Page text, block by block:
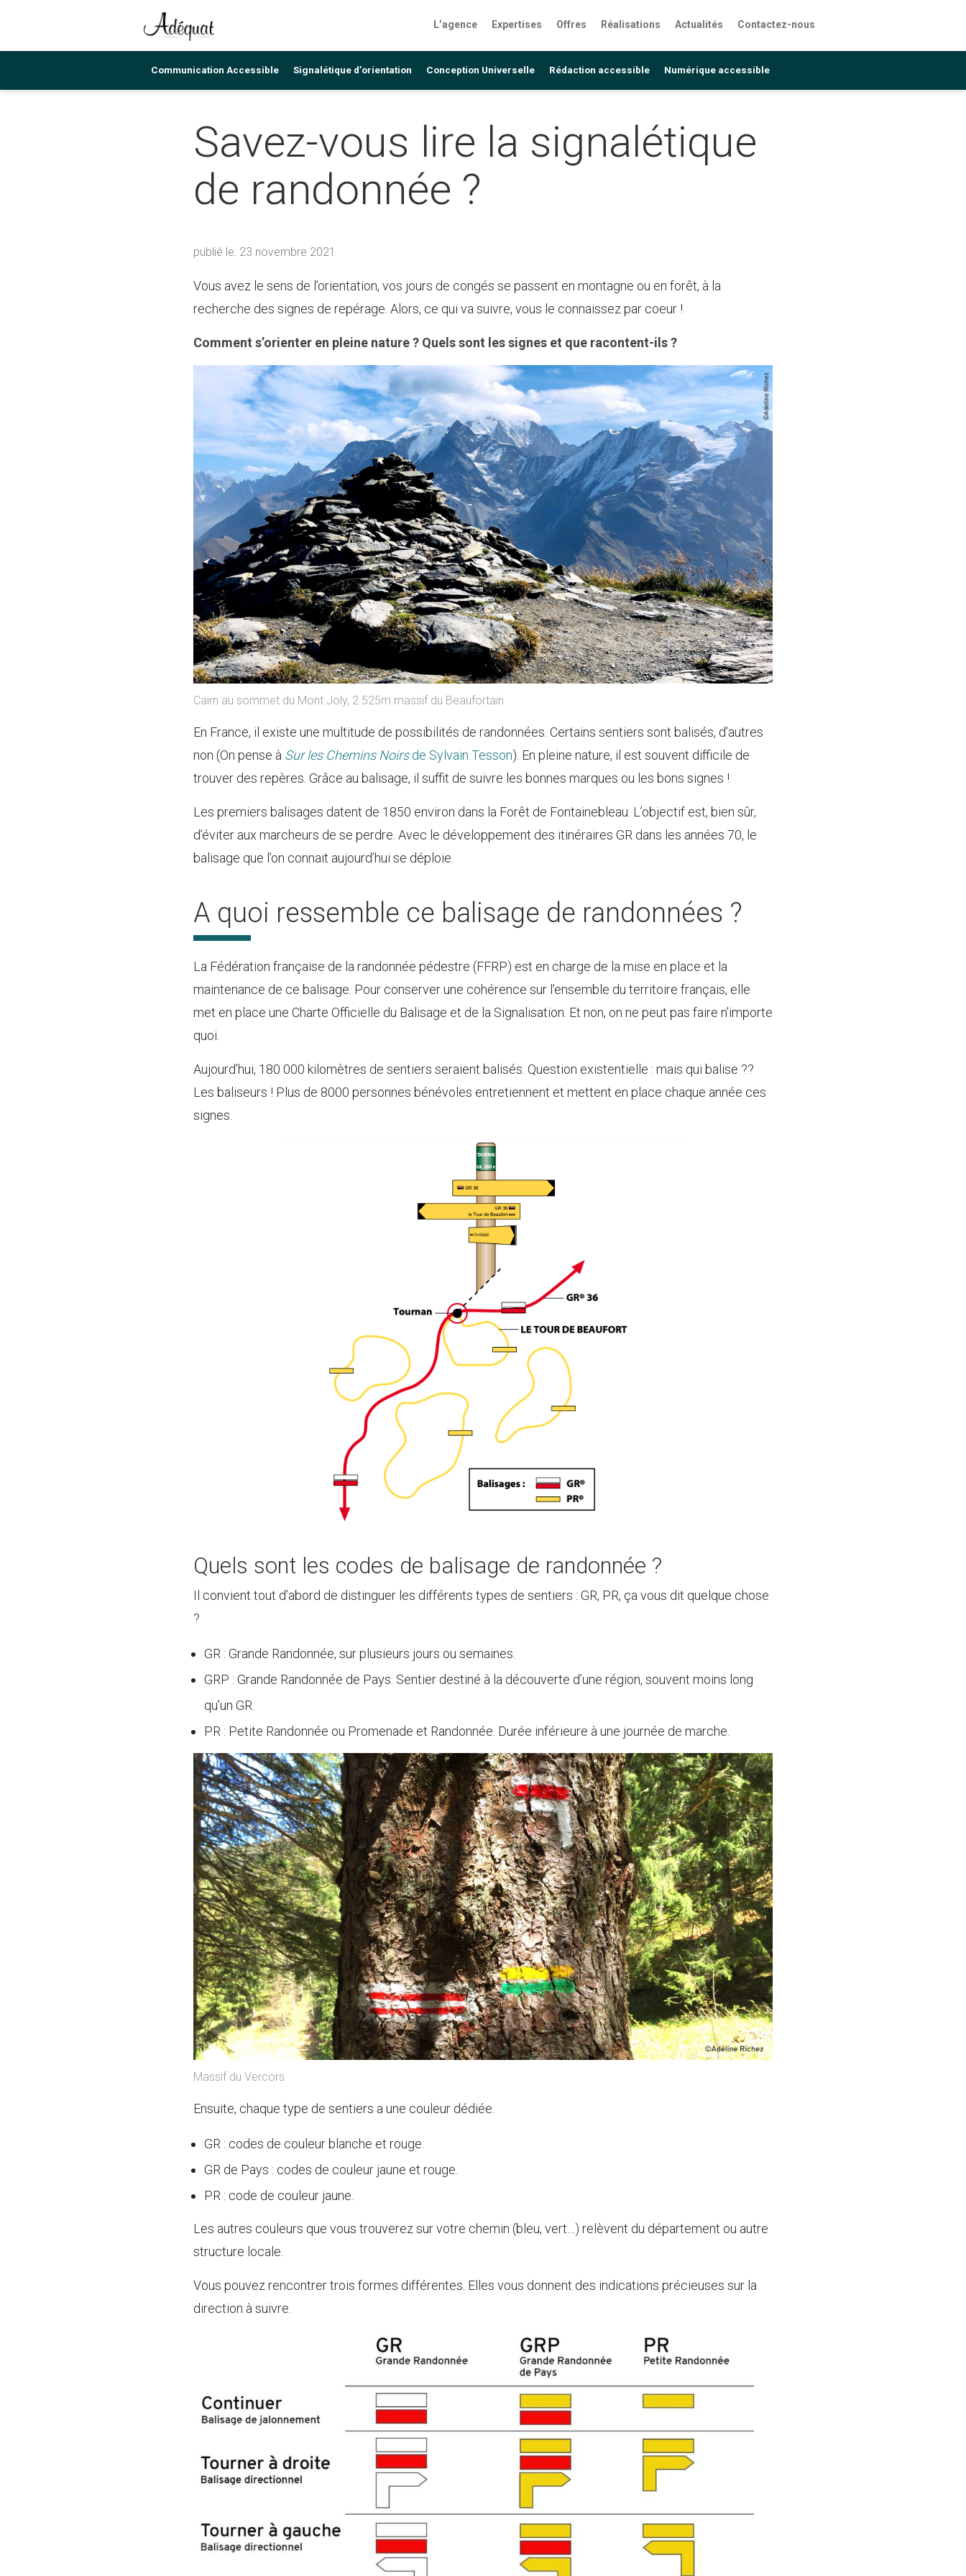
Lien
page
d'accueil
L’agence Expertises Offres Réalisations Actualités Contactez-nous
Communication Accessible Signalétique d’orientation Conception Universelle Rédaction accessible Numérique accessible
Savez-vous lire la signalétique
de randonnée ?
publié le: 23 novembre 2021
Vous avez le sens de l’orientation, vos jours de congés se passent en montagne ou en forêt, à la
recherche des signes de repérage. Alors, ce qui va suivre, vous le connaissez par coeur !
Comment s’orienter en pleine nature ? Quels sont les signes et que racontent-ils ?
Cairn au sommet du Mont Joly, 2 525m massif du Beaufortain
En France, il existe une multitude de possibilités de randonnées. Certains sentiers sont balisés, d’autres
non (On pense à Sur les Chemins Noirsde Sylvain Tesson). En pleine nature, il est souvent difficile de
trouver des repères. Grâce au balisage, il suffit de suivre les bonnes marques ou les bons signes !
Les premiers balisages datent de 1850 environ dans la Forêt de Fontainebleau. L’objectif est, bien sûr,
d’éviter aux marcheurs de se perdre. Avec le développement des itinéraires GR dans les années 70, le
balisage que l’on connait aujourd’hui se déploie.
A quoi ressemble ce balisage de randonnées ?
La Fédération française de la randonnée pédestre (FFRP) est en charge de la mise en place et la
maintenance de ce balisage. Pour conserver une cohérence sur l’ensemble du territoire français, elle
met en place une Charte Officielle du Balisage et de la Signalisation. Et non, on ne peut pas faire n’importe
quoi.
Aujourd’hui, 180 000 kilomètres de sentiers seraient balisés. Question existentielle : mais qui balise ??
Les baliseurs ! Plus de 8000 personnes bénévoles entretiennent et mettent en place chaque année ces
signes.
Quels sont les codes de balisage de randonnée ?
Il convient tout d’abord de distinguer les différents types de sentiers : GR, PR, ça vous dit quelque chose
?
GR : Grande Randonnée, sur plusieurs jours ou semaines.
GRP : Grande Randonnée de Pays. Sentier destiné à la découverte d’une région, souvent moins long
qu’un GR.
PR : Petite Randonnée ou Promenade et Randonnée. Durée inférieure à une journée de marche.
Massif du Vercors
Ensuite, chaque type de sentiers a une couleur dédiée.
GR : codes de couleur blanche et rouge.
GR de Pays : codes de couleur jaune et rouge.
PR : code de couleur jaune.
Les autres couleurs que vous trouverez sur votre chemin (bleu, vert…) relèvent du département ou autre
structure locale.
Vous pouvez rencontrer trois formes différentes. Elles vous donnent des indications précieuses sur la
direction à suivre.